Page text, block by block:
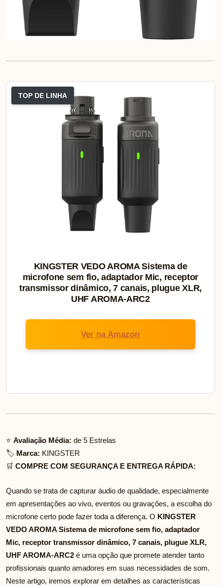
TOP DE LINHA
KINGSTER VEDO AROMA Sistema de
microfone sem fio, adaptador Mic, receptor
transmissor dinâmico, 7 canais, plugue XLR,
UHF AROMA-ARC2
Ver na Amazon
⭐ Avaliação Média: de 5 Estrelas
🏷️ Marca: KINGSTER
🛒 COMPRE COM SEGURANÇA E ENTREGA RÁPIDA:
Quando se trata de capturar áudio de qualidade, especialmente
em apresentações ao vivo, eventos ou gravações, a escolha do
microfone certo pode fazer toda a diferença. O KINGSTER
VEDO AROMA Sistema de microfone sem fio, adaptador
Mic, receptor transmissor dinâmico, 7 canais, plugue XLR,
UHF AROMA-ARC2 é uma opção que promete atender tanto
profissionais quanto amadores em suas necessidades de som.
Neste artigo, iremos explorar em detalhes as características